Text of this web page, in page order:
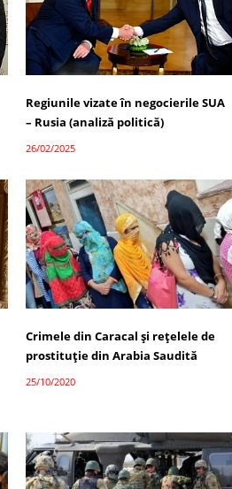
Regiunile vizate în negocierile SUA
– Rusia (analiză politică)
26/02/2025
Crimele din Caracal și rețelele de
prostituție din Arabia Saudită
25/10/2020